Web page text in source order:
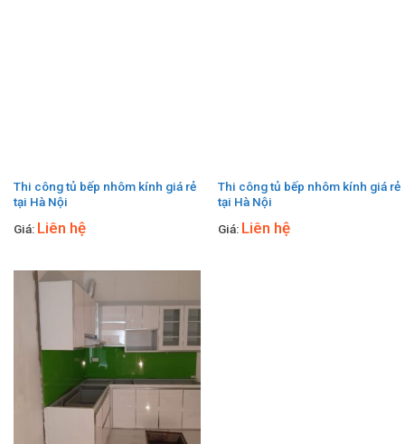
Thi công tủ bếp nhôm kính giá rẻ
tại Hà Nội
Giá: Liên hệ
Thi công tủ bếp nhôm kính giá rẻ
tại Hà Nội
Giá: Liên hệ